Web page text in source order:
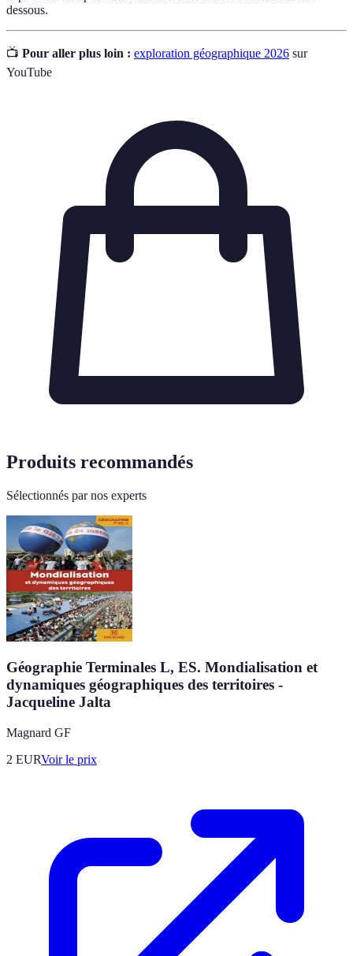
dessous.
📺 Pour aller plus loin : exploration géographique 2026 sur
YouTube
Produits recommandés
Sélectionnés par nos experts
Géographie Terminales L, ES. Mondialisation et
dynamiques géographiques des territoires -
Jacqueline Jalta
Magnard GF
2 EURVoir le prix